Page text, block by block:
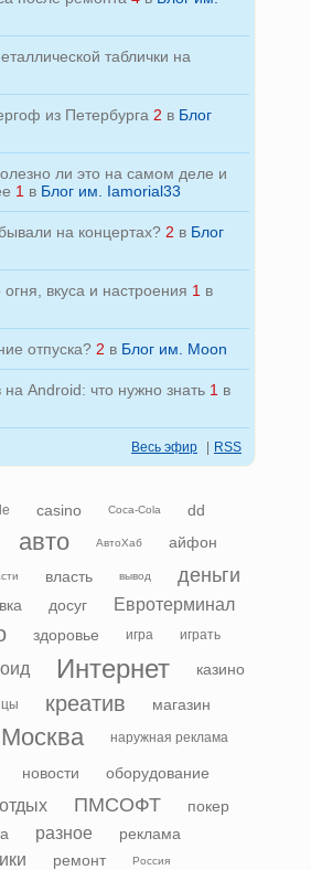
таблички на
из Петербурга 2 в Блог
ли это на самом деле и
1 в Блог им. Iamorial33
на концертах? 2 в Блог
огня, вкуса и настроения 1 в
отпуска? 2 в Блог им. Moon
Android: что нужно знать 1 в
Весь эфир RSS
casino Coca-Cola
dd
авто АвтоХаб
айфон
власть вывод деньги
досуг Евротерминал
здоровье игра играть
Интернет
казино
креатив
магазин
Москва наружная реклама
новости оборудование
отдых ПМСОФТ
покер
разное реклама
ремонт Россия